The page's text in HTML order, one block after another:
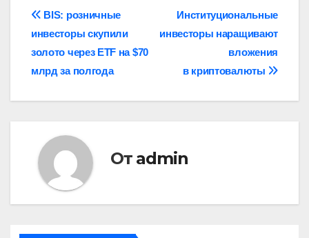
Навигация
по
записям
Институциональные
инвесторы наращивают
вложения
в криптовалюты
BIS: розничные
инвесторы скупили
золото через ETF на $70
млрд за полгода
От admin